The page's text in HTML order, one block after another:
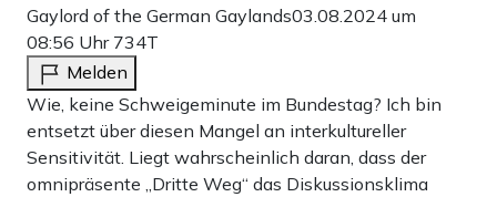
Gaylord of the German Gaylands03.08.2024 um
08:56 Uhr 734T
Melden
Wie, keine Schweigeminute im Bundestag? Ich bin
entsetzt über diesen Mangel an interkultureller
Sensitivität. Liegt wahrscheinlich daran, dass der
omnipräsente „Dritte Weg“ das Diskussionsklima